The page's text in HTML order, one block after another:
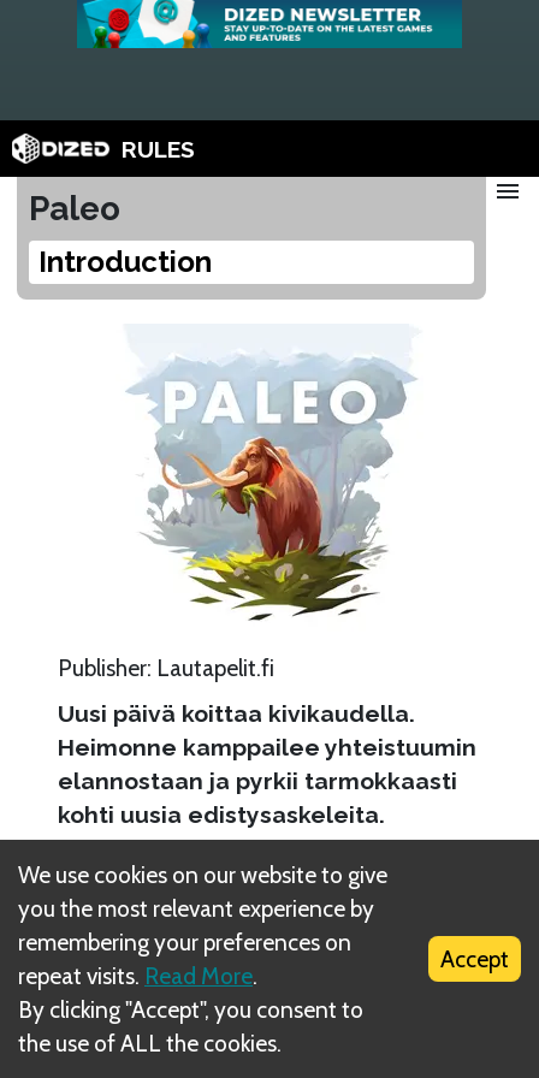
RULES
Paleo
Introduction
menu
Publisher: Lautapelit.fi
Uusi päivä koittaa kivikaudella.
Heimonne kamppailee yhteistuumin
elannostaan ja pyrkii tarmokkaasti
kohti uusia edistysaskeleita.
Paleo on kivikaudelle ajoittuva yhteistyöpeli,
jossa pelaajien täytyy pitää heimonsa ihmiset
elossa ja suorittaa samalla erilaisia tehtäviä.
Joskus tarvitsette turkin, joskus teltan, mutta
nämä ovat kaikki pikkutehtäviä verrattuna
tärkeimpään tavoitteeseen: Mahtavaan
seinämaalaukseen mammutista, jolla voitte
We use cookies on our website to give
you the most relevant experience by
remembering your preferences on
repeat visits. Read More.
By clicking "Accept", you consent to
the use of ALL the cookies.
Accept